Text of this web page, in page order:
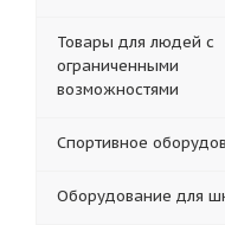
Товары для людей с
ограниченными
возможностями
Спортивное
Оборудование для